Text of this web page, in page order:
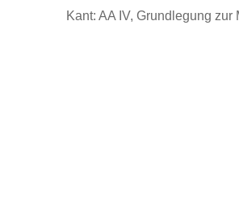
Kant: AA IV, Grundlegung zur